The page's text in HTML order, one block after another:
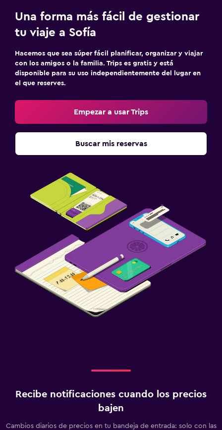
Zona de trabajo
Fax/fotocopiadora
Escritorio
Ideal para familias
Gimnasio
Una forma más fácil de gestionar
tu viaje a Sofía
Hacemos que sea súper fácil planificar, organizar y viajar
con los amigos o la familia. Trips es gratis y está
disponible para su uso independientemente del lugar en
el que reserves.
Empezar a usar Trips
Buscar mis reservas
Recibe notificaciones cuando los precios
bajen
Cambios diarios de precios en tu bandeja de entrada: solo con las